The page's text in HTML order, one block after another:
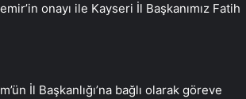
onayı ile Kayseri İl Başkanımız Fatih
İl Başkanlığı’na bağlı olarak göreve